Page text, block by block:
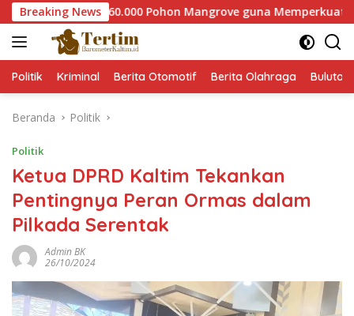
Langsung
ke
konten
Breaking News
Tanam 60.000 Pohon Mangrove guna Memperkuat Restorasi
Politik Kriminal Berita Otomotif Berita Olahraga
Beranda Politik
Politik
Ketua DPRD Kaltim Tekankan
Pentingnya Peran Ormas dalam
Pilkada Serentak
Admin BK
26/10/2024